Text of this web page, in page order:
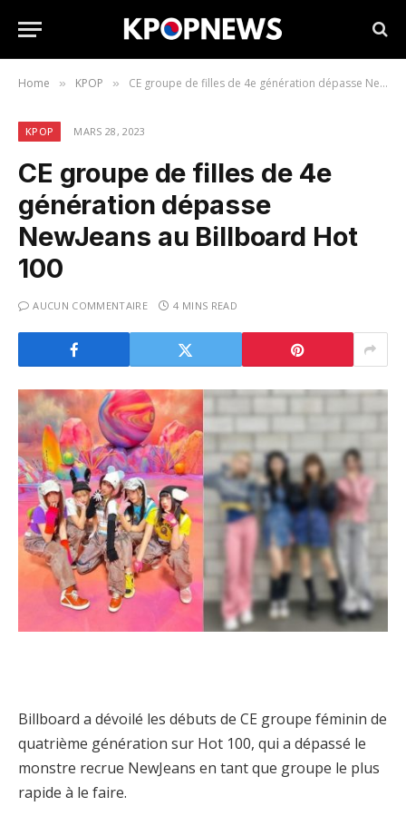
Home » KPOP » CE groupe de filles de 4e génération dépasse NewJeans au Billboard Hot 100
KPOP MARS 28, 2023
CE groupe de filles de 4e
génération dépasse
NewJeans au Billboard Hot
100
AUCUN COMMENTAIRE 4 MINS READ
Billboard a dévoilé les débuts de CE groupe féminin de
quatrième génération sur Hot 100, qui a dépassé le
monstre recrue NewJeans en tant que groupe le plus
rapide à le faire.